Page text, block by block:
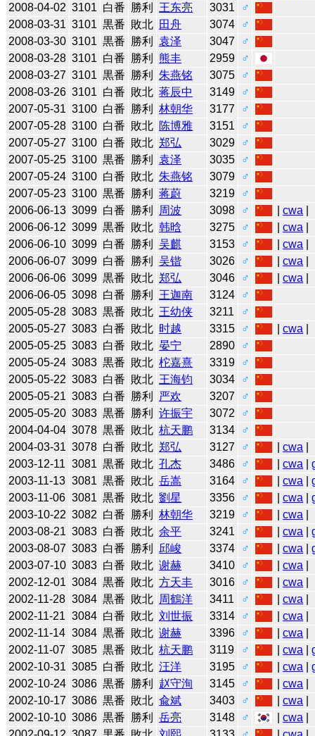
2008-04-02 3101 白番 勝利 王东亮 3031
♂
2008-03-31 3101 黒番 敗北 田舟 3074
♂
2008-03-30 3101 黒番 勝利 袁泽 3047
♂
2008-03-28 3101 白番 勝利 熊丰 2959
♂
2008-03-27 3101 黒番 勝利 朱燕铭 3075
♂
2008-03-26 3101 白番 敗北 蒋辰中 3149
♂
2007-05-31 3100 白番 勝利 林朝华 3177
♂
2007-05-28 3100 白番 敗北 陈博雅 3151
♂
2007-05-27 3100 白番 敗北 郑弘 3029
♂
2007-05-25 3100 黒番 勝利 袁泽 3035
♂
2007-05-24 3100 白番 敗北 朱燕铭 3079
♂
2007-05-23 3100 黒番 勝利 蒋蔚 3219
♂
2006-06-13 3099 白番 勝利 周波 3098 ♂ |cwa
2006-06-12 3099 黒番 敗北 韩晗 3275 ♂ |cwa
2006-06-10 3099 白番 勝利 吴麒 3153 ♂ |cwa
2006-06-07 3099 白番 勝利 吴锴 3026 ♂ |cwa
2006-06-06 3099 黒番 敗北 郑弘 3046 ♂ |cwa
2006-06-05 3098 白番 勝利 王迦南 3124
♂
2005-05-28 3083 黒番 敗北 王幼侠 3211
♂
2005-05-27 3083 白番 敗北 时越 3315 ♂ |cwa
2005-05-25 3083 白番 敗北 晏宁 2890
♂
2005-05-24 3083 黒番 敗北 柁嘉熹 3319
♂
2005-05-22 3083 白番 敗北 王海钧 3034
♂
2005-05-21 3083 白番 勝利 严欢 3207
♂
2005-05-20 3083 黒番 勝利 许振宇 3072
♂
2004-04-04 3078 黒番 敗北 杭天鹏 3134
♂
2004-03-31 3078 白番 敗北 郑弘 3127 ♂ |cwa
2003-12-11 3081 黒番 敗北 孔杰 3486 ♂ |cwa |
2003-11-13 3081 黒番 敗北 岳嵩 3164 ♂ |cwa |
2003-11-06 3081 黒番 敗北 劉星 3356 ♂ |cwa |
2003-10-22 3082 白番 勝利 林朝华 3219 ♂ |cwa
2003-08-21 3083 白番 敗北 余平 3241 ♂ |cwa |
2003-08-07 3083 白番 勝利 邱峻 3374 ♂ |cwa |
2003-07-10 3083 白番 敗北 谢赫 3410 ♂ |cwa
2002-12-01 3084 黒番 敗北 方天丰 3016 ♂ |cwa
2002-11-28 3084 黒番 敗北 周鶴洋 3411 ♂ |cwa
2002-11-21 3084 白番 敗北 刘世振 3314 ♂ |cwa
2002-11-14 3084 黒番 敗北 谢赫 3396 ♂ |cwa
2002-11-07 3085 黒番 敗北 杭天鹏 3119 ♂ |cwa |
2002-10-31 3085 白番 敗北 汪洋 3195 ♂ |cwa |
2002-10-24 3086 黒番 勝利 赵守洵 3145 ♂ |cwa
2002-10-17 3086 黒番 敗北 兪斌 3403 ♂ |cwa
2002-10-10 3086 黒番 勝利 岳亮 3148 ♂ |cwa